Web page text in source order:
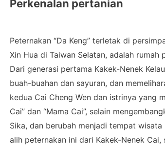
Perkenalan pertanian
Peternakan “Da Keng” terletak di
Xin Hua di Taiwan Selatan, adalah
Dari generasi pertama Kakek-Nenek
buah-buahan dan sayuran, dan
kedua Cai Cheng Wen dan istrinya yang
Cai” dan “Mama Cai”, selain
Sika, dan berubah menjadi tempat
alih peternakan ini dari Kakek-Nenek